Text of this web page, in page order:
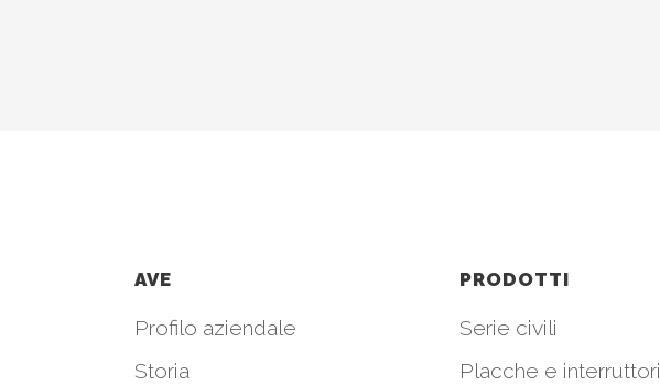
AVE
Profilo aziendale
Storia
PRODOTTI
Serie civili
Placche e interruttori